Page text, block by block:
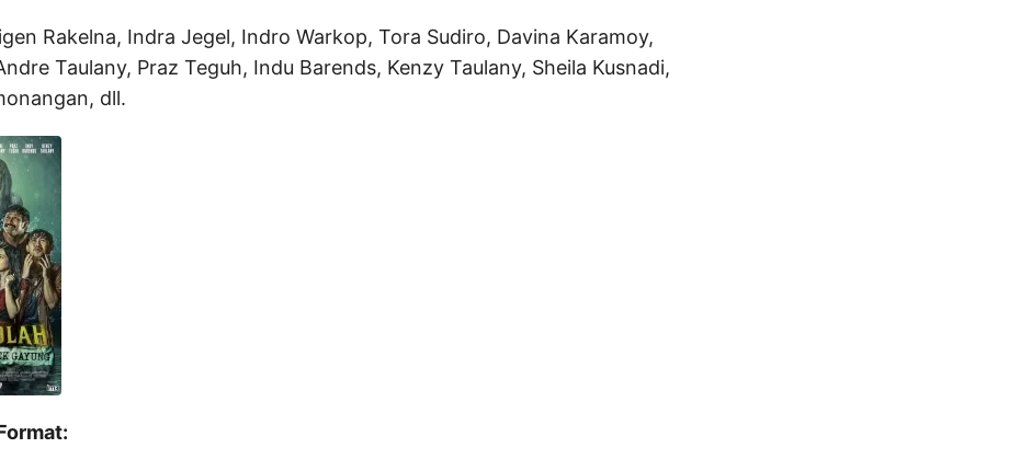
Rakelna, Indra Jegel, Indro Warkop, Tora Sudiro, Davina Karamoy,
Taulany, Praz Teguh, Indu Barends, Kenzy Taulany, Sheila Kusnadi,
dll.